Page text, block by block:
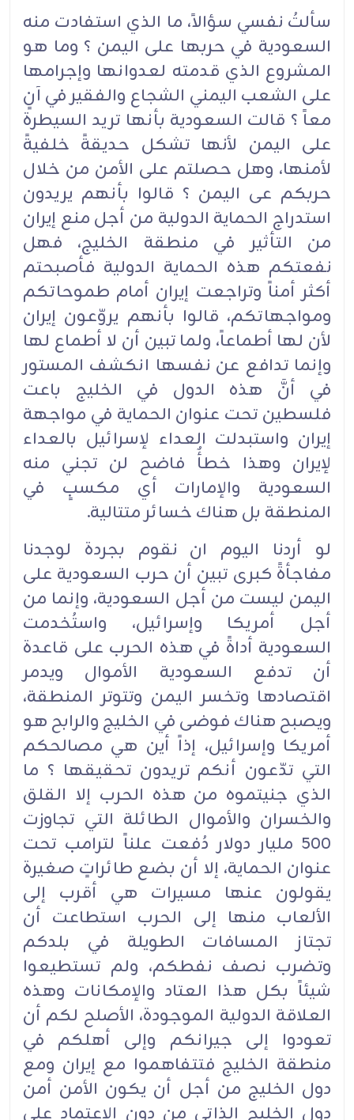
سألتُ نفسي سؤالاً، ما الذي استفادت منه
السعودية في حربها على اليمن ؟ وما هو
المشروع الذي قدمته لعدوانها وإجرامها
على الشعب اليمني الشجاع والفقير في آنٍ
معاً ؟ قالت السعودية بأنها تريد السيطرة
على اليمن لأنها تشكل حديقةً خلفيةً
لأمنها، وهل حصلتم على الأمن من خلال
حربكم عى اليمن ؟ قالوا بأنهم يريدون
استدراج الحماية الدولية من أجل منع إيران
من التأثير في منطقة الخليج، فهل
نفعتكم هذه الحماية الدولية فأصبحتم
أكثر أمناً وتراجعت إيران أمام طموحاتكم
ومواجهاتكم، قالوا بأنهم يروّعون إيران
لأن لها أطماعاً، ولما تبين أن لا أطماع لها
وإنما تدافع عن نفسها انكشف المستور
في أنَّ هذه الدول في الخليج باعت
فلسطين تحت عنوان الحماية في مواجهة
إيران واستبدلت العداء لإسرائيل بالعداء
لإيران وهذا خطأٌ فاضح لن تجني منه
السعودية والإمارات أي مكسبٍ في
المنطقة بل هناك خسائر متتالية.
لو أردنا اليوم ان نقوم بجردة لوجدنا
مفاجأةً كبرى تبين أن حرب السعودية على
اليمن ليست من أجل السعودية، وإنما من
أجل أمريكا وإسرائيل، واستُخدمت
السعودية أداةً في هذه الحرب على قاعدة
أن تدفع السعودية الأموال ويدمر
اقتصادها وتخسر اليمن وتتوتر المنطقة،
ويصبح هناك فوضى في الخليج والرابح هو
أمريكا وإسرائيل، إذاً أين هي مصالحكم
التي تدّعون أنكم تريدون تحقيقها ؟ ما
الذي جنيتموه من هذه الحرب إلا القلق
والخسران والأموال الطائلة التي تجاوزت
٥٠٠ مليار دولار دُفعت علناً لترامب تحت
عنوان الحماية، إلا أن بضع طائراتٍ صغيرة
يقولون عنها مسيرات هي أقرب إلى
الألعاب منها إلى الحرب استطاعت أن
تجتاز المسافات الطويلة في بلدكم
وتضرب نصف نفطكم، ولم تستطيعوا
شيئاً بكل هذا العتاد والإمكانات وهذه
العلاقة الدولية الموجودة، الأصلح لكم أن
تعودوا إلى جيرانكم وإلى أهلكم في
منطقة الخليج فتتفاهموا مع إيران ومع
دول الخليج من أجل أن يكون الأمن أمن
دول الخليج الذاتي من دون الإعتماد على